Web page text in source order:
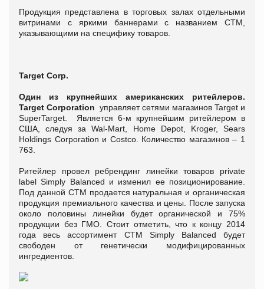
Продукция представлена в торговых залах отдельными
витринами с яркими баннерами с названием СТМ,
указывающими на специфику товаров.
Target Corp.
Один из крупнейших американских ритейлеров.
Target Corporation управляет сетями магазинов Target и
SuperTarget. Является 6-м крупнейшим ритейлером в
США, следуя за Wal-Mart, Home Depot, Kroger, Sears
Holdings Corporation и Costco. Количество магазинов – 1
763.
Ритейлер провел ребрендинг линейки товаров private
label Simply Balanced и изменил ее позиционирование.
Под данной СТМ продается натуральная и органическая
продукция премиального качества и цены. После запуска
около половины линейки будет органической и 75%
продукции без ГМО. Стоит отметить, что к концу 2014
года весь ассортимент СТМ Simply Balanced будет
свободен от генетически модифицированных
ингредиентов.